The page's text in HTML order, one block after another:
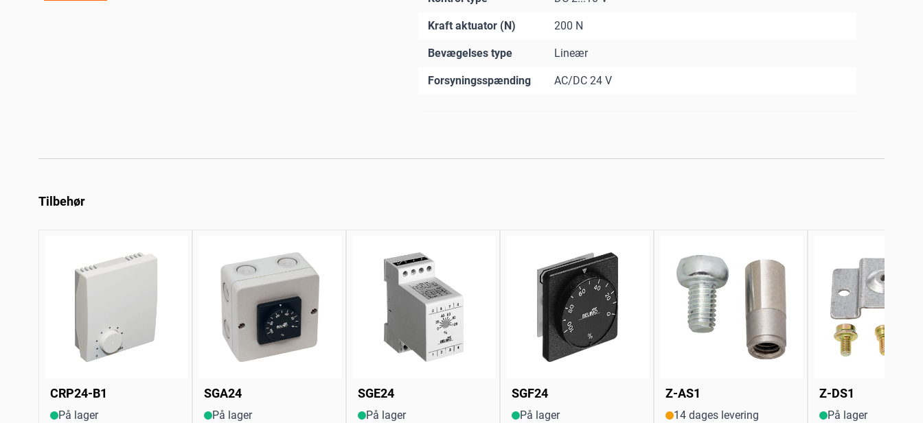
Kraft aktuator (N) 200 N
Bevægelses type Lineær
Forsyningsspænding AC/DC 24 V
Tilbehør
CRP24-B1
På lager
SGA24
På lager
SGE24
På lager
SGF24
På lager
Z-AS1
14 dages levering
Z-DS1
På lager